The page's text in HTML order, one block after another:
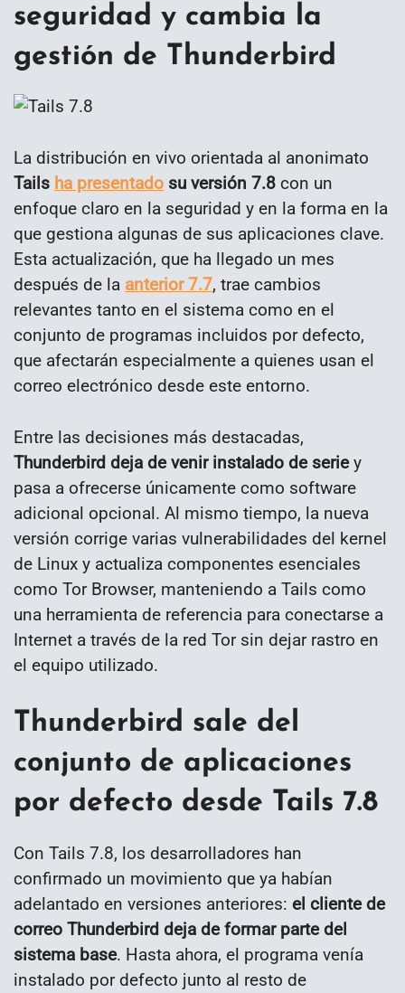
seguridad y cambia la
gestión de Thunderbird
La distribución en vivo orientada al anonimato
Tails ha presentado su versión 7.8 con un
enfoque claro en la seguridad y en la forma en la
que gestiona algunas de sus aplicaciones clave.
Esta actualización, que ha llegado un mes
después de la anterior 7.7, trae cambios
relevantes tanto en el sistema como en el
conjunto de programas incluidos por defecto,
que afectarán especialmente a quienes usan el
correo electrónico desde este entorno.
Entre las decisiones más destacadas,
Thunderbird deja de venir instalado de seriey
pasa a ofrecerse únicamente como software
adicional opcional. Al mismo tiempo, la nueva
versión corrige varias vulnerabilidades del kernel
de Linux y actualiza componentes esenciales
como Tor Browser, manteniendo a Tails como
una herramienta de referencia para conectarse a
Internet a través de la red Tor sin dejar rastro en
el equipo utilizado.
Thunderbird sale del
conjunto de aplicaciones
por defecto desde Tails 7.8
Con Tails 7.8, los desarrolladores han
confirmado un movimiento que ya habían
adelantado en versiones anteriores: el cliente de
correo Thunderbird deja de formar parte del
sistema base. Hasta ahora, el programa venía
instalado por defecto junto al resto de